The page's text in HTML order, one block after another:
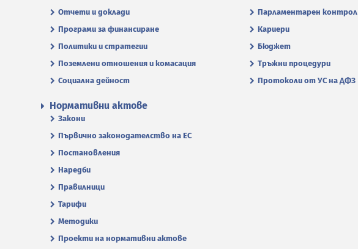
Парламентарен контрол
Кариери
Бюджет
Тръжни процедури
Протоколи от УС на ДФЗ
Отчети и доклади
Програми за финансиране
Политики и стратегии
Поземлени отношения и комасация
Социална дейност
Нормативни актове
Закони
Първично законодателство на ЕС
Постановления
Наредби
Правилници
Тарифи
Методики
Проекти на нормативни актове